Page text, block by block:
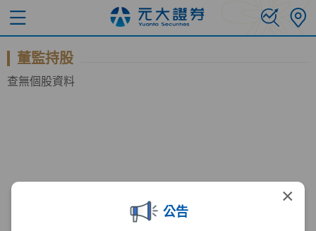
×
公告
董監持股
查無個股資料